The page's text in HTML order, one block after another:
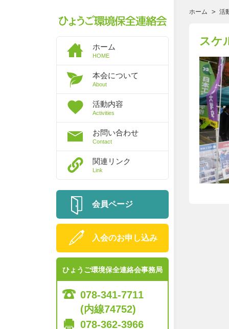
ホーム
HOME
本会について
About
活動内容
Activities
お問い合わせ
Contact
関連リンク
Link
会員ページ
入会のお申し込み
ひょうご環境保全連絡会事務局
078-341-7711
(内線74752)
078-362-3966
ホーム 活
スケ